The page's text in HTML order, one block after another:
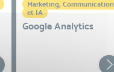
Marketing, Communication
et IA
Google Analytics